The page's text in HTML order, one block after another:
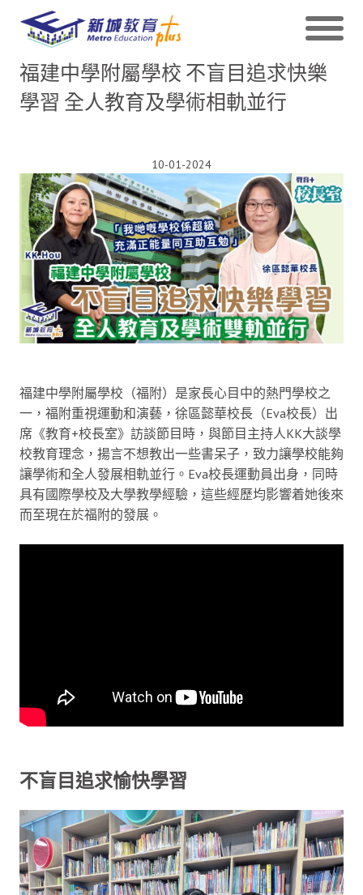
福建中學附屬學校 不盲目追求快樂
學習 全人教育及學術相軌並行
10-01-2024
福建中學附屬學校（福附）是家長心目中的熱門學校之
一，福附重視運動和演藝，徐區懿華校長（Eva校長）出
席《教育+校長室》訪談節目時，與節目主持人KK大談學
校教育理念，揚言不想教出一些書呆子，致力讓學校能夠
讓學術和全人發展相軌並行。Eva校長運動員出身，同時
具有國際學校及大學教學經驗，這些經歷均影響着她後來
而至現在於福附的發展。
不盲目追求愉快學習